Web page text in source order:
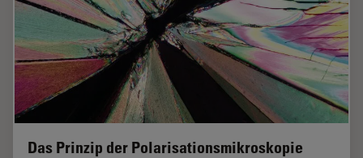
Das Prinzip der Polarisationsmikroskopie